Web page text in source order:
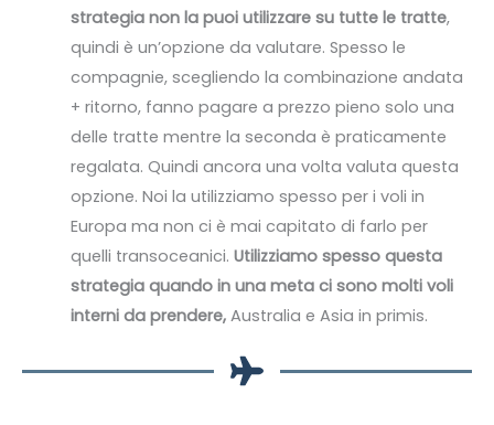
strategia non la puoi utilizzare su tutte le tratte,
quindi è un’opzione da valutare. Spesso le
compagnie, scegliendo la combinazione andata
+ ritorno, fanno pagare a prezzo pieno solo una
delle tratte mentre la seconda è praticamente
regalata. Quindi ancora una volta valuta questa
opzione. Noi la utilizziamo spesso per i voli in
Europa ma non ci è mai capitato di farlo per
quelli transoceanici. Utilizziamo spesso questa
strategia quando in una meta ci sono molti voli
interni da prendere, Australia e Asia in primis.